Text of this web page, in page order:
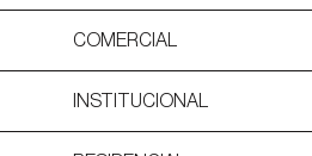
COMERCIAL
INSTITUCIONAL